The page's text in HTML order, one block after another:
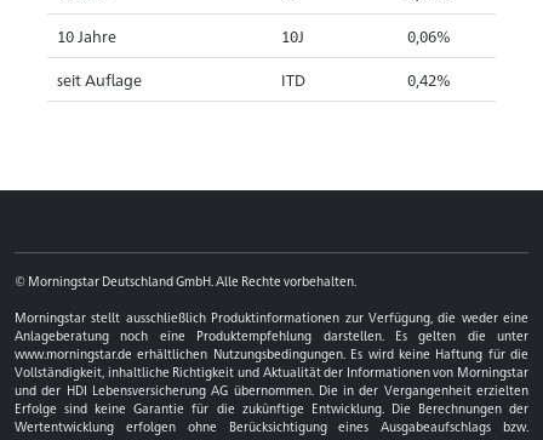
10 Jahre 10J 0,06%
seit Auflage ITD 0,42%
© Morningstar Deutschland GmbH. Alle Rechte vorbehalten.
Morningstar stellt ausschließlich Produktinformationen zur Verfügung, die weder eine
Anlageberatung noch eine Produktempfehlung darstellen. Es gelten die unter
www.morningstar.de erhältlichen Nutzungsbedingungen. Es wird keine Haftung für die
Vollständigkeit, inhaltliche Richtigkeit und Aktualität der Informationen von Morningstar
und der HDI Lebensversicherung AG übernommen. Die in der Vergangenheit erzielten
Erfolge sind keine Garantie für die zukünftige Entwicklung. Die Berechnungen der
Wertentwicklung erfolgen ohne Berücksichtigung eines Ausgabeaufschlags bzw.